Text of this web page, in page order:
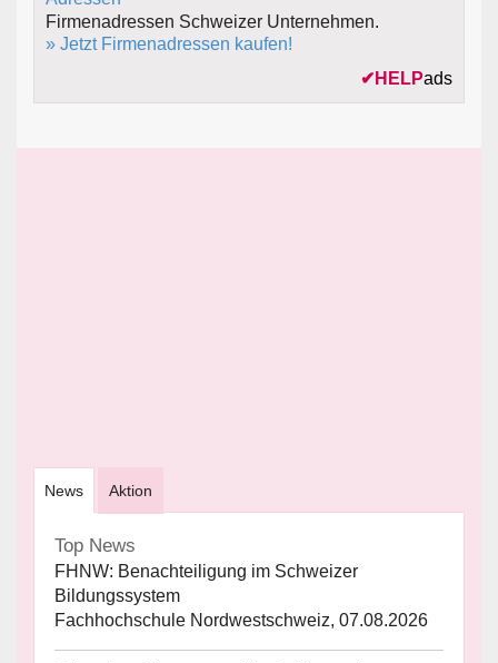
Firmenadressen Schweizer Unternehmen.
» Jetzt Firmenadressen kaufen!
✔ HELPads
News Aktion
Top News
FHNW: Benachteiligung im Schweizer
Bildungssystem
Fachhochschule Nordwestschweiz, 07.08.2026